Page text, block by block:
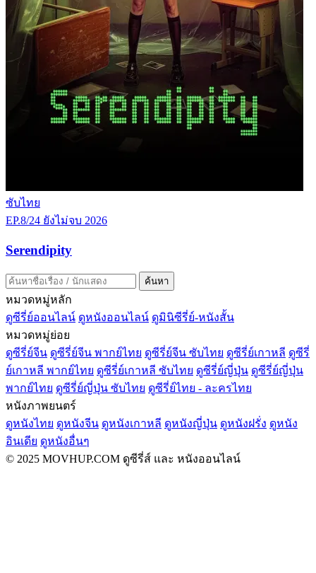
ซับไทย
EP.8/24 ยังไม่จบ 2026
Serendipity
ค้นหา
หมวดหมู่หลัก
ดูซีรี่ย์ออนไลน์ ดูหนังออนไลน์ ดูมินิซีรี่ย์-หนังสั้น
หมวดหมู่ย่อย
ดูซีรี่ย์จีน ดูซีรี่ย์จีน พากย์ไทย ดูซีรี่ย์จีน ซับไทย ดูซีรี่ย์เกาหลี ดูซีรี่
ย์เกาหลี พากย์ไทย ดูซีรี่ย์เกาหลี ซับไทย ดูซีรี่ย์ญี่ปุ่น ดูซีรี่ย์ญี่ปุ่น
พากย์ไทย ดูซีรี่ย์ญี่ปุ่น ซับไทย ดูซีรี่ย์ไทย - ละครไทย
หนังภาพยนตร์
ดูหนังไทย ดูหนังจีน ดูหนังเกาหลี ดูหนังญี่ปุ่น ดูหนังฝรั่ง ดูหนัง
อินเดีย ดูหนังอื่นๆ
© 2025 MOVHUP.COM ดูซีรี่ส์ และ หนังออนไลน์